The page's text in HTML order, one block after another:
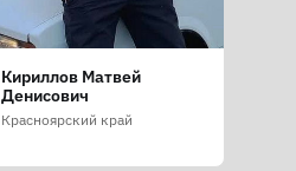
Кириллов Матвей
Денисович
Красноярский край